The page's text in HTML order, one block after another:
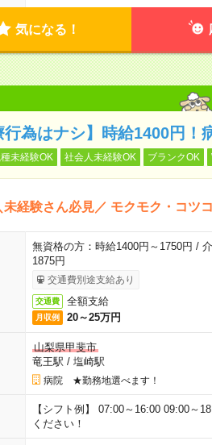
気になる！
行為はナシ】時給1400円
未経験OK 社会人未経験OK ブランクOK
未経験さん必見／ モクモク・コツ
無資格の方：時給1400円～1750円 /
1875円
交通費別途支給あり
交通費 全額支給
月収例 20～25万円
山梨県甲斐市
竜王駅 / 塩崎駅
病院 ★勤務地選べます！
【シフト例】 07:00～16:00 09:00～
ください！